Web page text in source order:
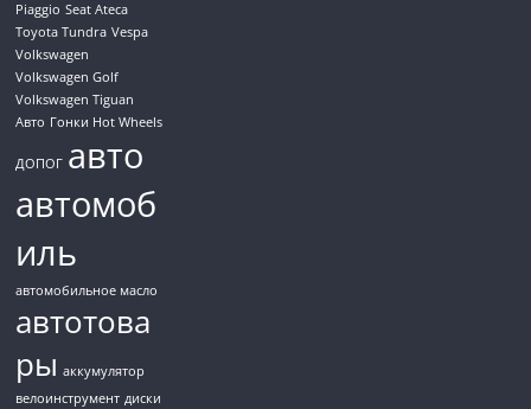
Piaggio Seat Ateca
Toyota Tundra Vespa
Volkswagen
Volkswagen Golf
Volkswagen Tiguan
Авто Гонки Hot Wheels
ДОПОГ авто
автомоб
иль
автомобильное масло
автотова
ры аккумулятор
велоинструмент диски